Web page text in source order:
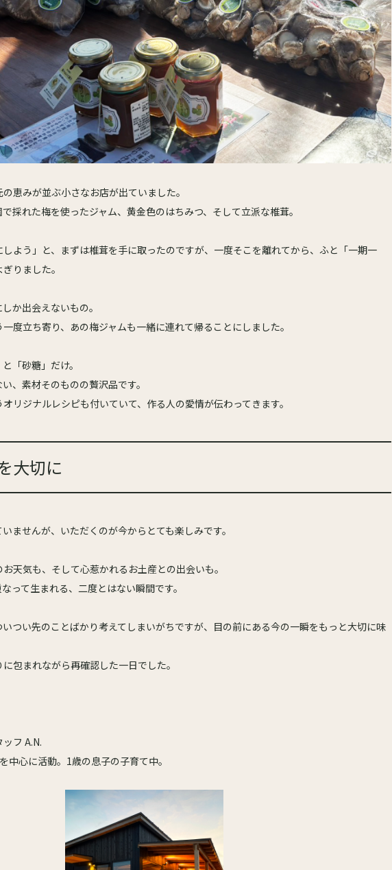
恵みが並ぶ小さなお店が出ていました。
採れた梅を使ったジャム、黄金色のはちみつ、そして立派な椎茸。
しよう」と、まずは椎茸を手に取ったのですが、一度そこを離れてから、ふと「一期一
りました。
か出会えないもの。
度立ち寄り、あの梅ジャムも一緒に連れて帰ることにしました。
「砂糖」だけ。
、素材そのものの贅沢品です。
リジナルレシピも付いていて、作る人の愛情が伝わってきます。
大切に
ませんが、いただくのが今からとても楽しみです。
天気も、そして心惹かれるお土産との出会いも。
って生まれる、二度とはない瞬間です。
つい先のことばかり考えてしまいがちですが、目の前にある今の一瞬をもっと大切に味
包まれながら再確認した一日でした。
フ A.N.
中心に活動。1歳の息子の子育て中。